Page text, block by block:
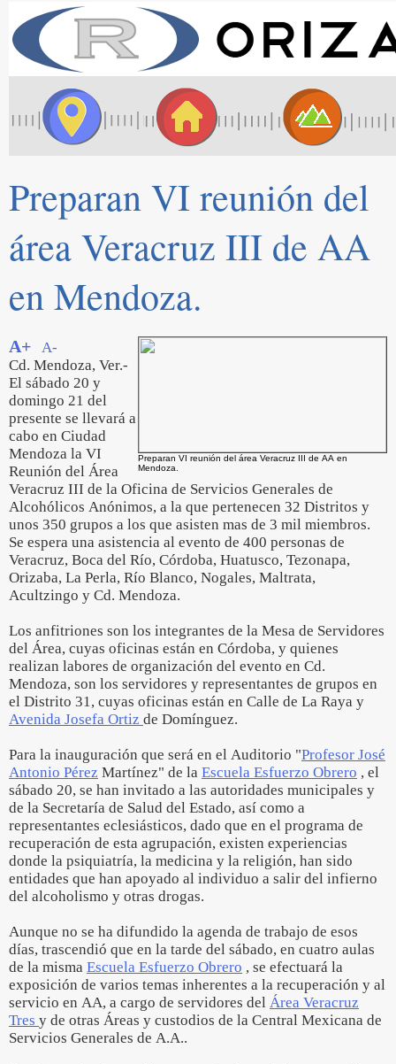
Preparan VI reunión del
área Veracruz III de AA
en Mendoza.
Preparan VI reunión del área Veracruz III de AA en
Mendoza.
A+
A-
Cd. Mendoza, Ver.-
El sábado 20 y
domingo 21 del
presente se llevará a
cabo en Ciudad
Mendoza la VI
Reunión del Área
Veracruz III de la Oficina de Servicios Generales de
Alcohólicos Anónimos, a la que pertenecen 32 Distritos y
unos 350 grupos a los que asisten mas de 3 mil miembros.
Se espera una asistencia al evento de 400 personas de
Veracruz, Boca del Río, Córdoba, Huatusco, Tezonapa,
Orizaba, La Perla, Río Blanco, Nogales, Maltrata,
Acultzingo y Cd. Mendoza.
Los anfitriones son los integrantes de la Mesa de Servidores
del Área, cuyas oficinas están en Córdoba, y quienes
realizan labores de organización del evento en Cd.
Mendoza, son los servidores y representantes de grupos en
el Distrito 31, cuyas oficinas están en Calle de La Raya y
Avenida Josefa Ortiz de Domínguez.
Para la inauguración que será en el Auditorio "Profesor José
Antonio Pérez Martínez" de la Escuela Esfuerzo Obrero , el
sábado 20, se han invitado a las autoridades municipales y
de la Secretaría de Salud del Estado, así como a
representantes eclesiásticos, dado que en el programa de
recuperación de esta agrupación, existen experiencias
donde la psiquiatría, la medicina y la religión, han sido
entidades que han apoyado al individuo a salir del infierno
del alcoholismo y otras drogas.
Aunque no se ha difundido la agenda de trabajo de esos
días, trascendió que en la tarde del sábado, en cuatro aulas
de la misma Escuela Esfuerzo Obrero , se efectuará la
exposición de varios temas inherentes a la recuperación y al
servicio en AA, a cargo de servidores del Área Veracruz
Tres y de otras Áreas y custodios de la Central Mexicana de
Servicios Generales de A.A..